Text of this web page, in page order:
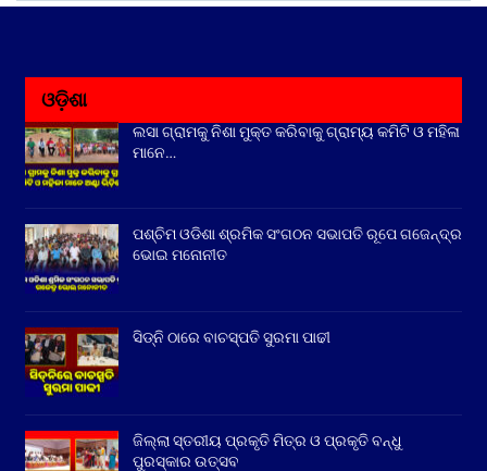
ଓଡ଼ିଶା
ଲସା ଗ୍ରାମକୁ ନିଶା ମୁକ୍ତ କରିବାକୁ ଗ୍ରାମ୍ୟ କମିଟି ଓ ମହିଳା
ମାନେ…
ପଶ୍ଚିମ ଓଡିଶା ଶ୍ରମିକ ସଂଗଠନ ସଭାପତି ରୂପେ ଗଜେନ୍ଦ୍ର
ଭୋଇ ମନୋନୀତ
ସିଡ୍‌ନି ଠାରେ ବାଚସ୍ପତି ସୁରମା ପାଢୀ
ଜିଲ୍ଲା ସ୍ତରୀୟ ପ୍ରକୃତି ମିତ୍ର ଓ ପ୍ରକୃତି ବନ୍ଧୁ
ପୁରସ୍କାର ଉତ୍ସବ